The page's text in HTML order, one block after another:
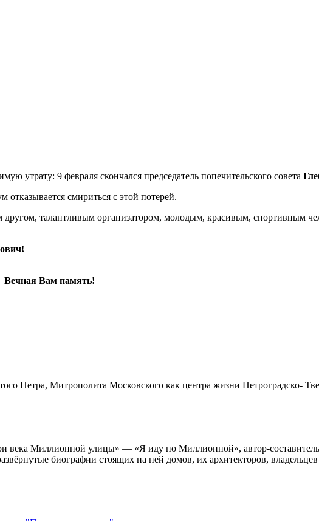
утрату: 9 февраля скончался председатель попечительского совета
смириться с этой потерей.
талантливым организатором, молодым, красивым, спортивным
Вечная Вам память!
Петра, Митрополита Московского как центра жизни Петроградско-
века Миллионной улицы» — «Я иду по Миллионной», автор-
биографии стоящих на ней домов, их архитекторов,